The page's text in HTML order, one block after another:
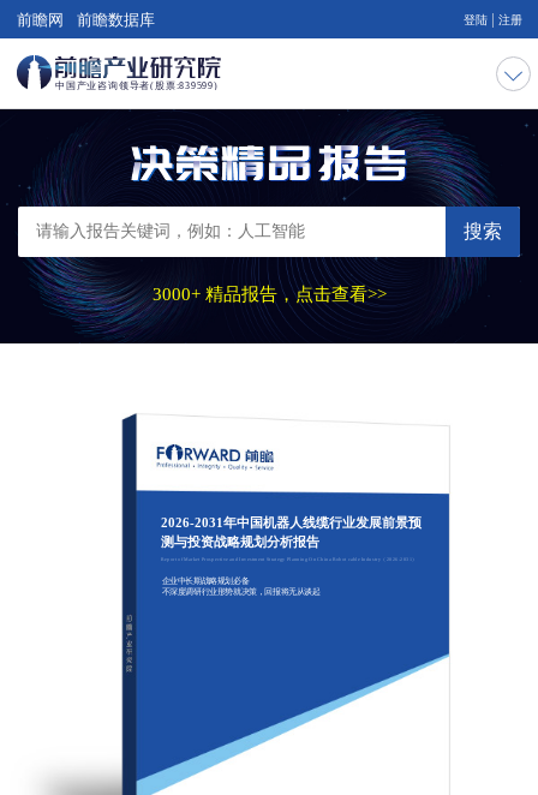
前瞻网 前瞻数据库 登陆 注册
搜索
3000+ 精品报告，点击查看>>
2026-2031年中国机器人线缆行业发展前景预
测与投资战略规划分析报告
Report of Market Prospective and Investment Strategy Planning On China Robot cable Industry（2026-2031）
企业中长期战略规划必备
不深度调研行业形势就决策，回报将无从谈起